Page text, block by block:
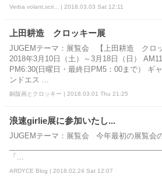
Verba volant,scri... | 2018.03.03 Sat 12:11
上田耕造 クロッキー展
JUGEMテーマ：展覧会 【上田耕造 クロッ
2018年3月10日（土）～3月18日（日）
PM6:30(日曜日・最終日PM5：00まで） ギ
ンドエス ...
銅版画とクロッキー | 2018.03.01 Thu 21:25
浪速girlie展に参加いたし...
JUGEMテーマ：展覧会 今年最初の展覧会
「...
ARDYCE Blog | 2018.02.24 Sat 12:07